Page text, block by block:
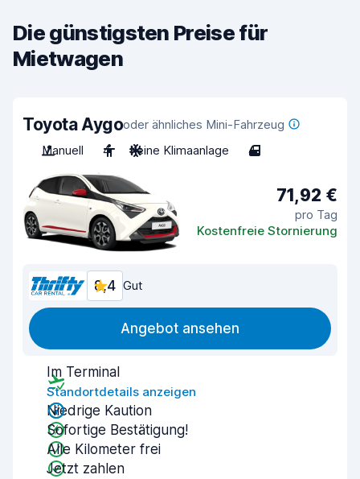
Die günstigsten Preise für
Mietwagen
Toyota Aygooder ähnliches Mini-Fahrzeug
Manuell
4 Keine Klimaanlage 4
71,92 €
pro Tag
Kostenfreie Stornierung
8,4 Gut
Angebot ansehen
Im Terminal
Standortdetails anzeigen
Niedrige Kaution
Sofortige Bestätigung!
Alle Kilometer frei
Jetzt zahlen